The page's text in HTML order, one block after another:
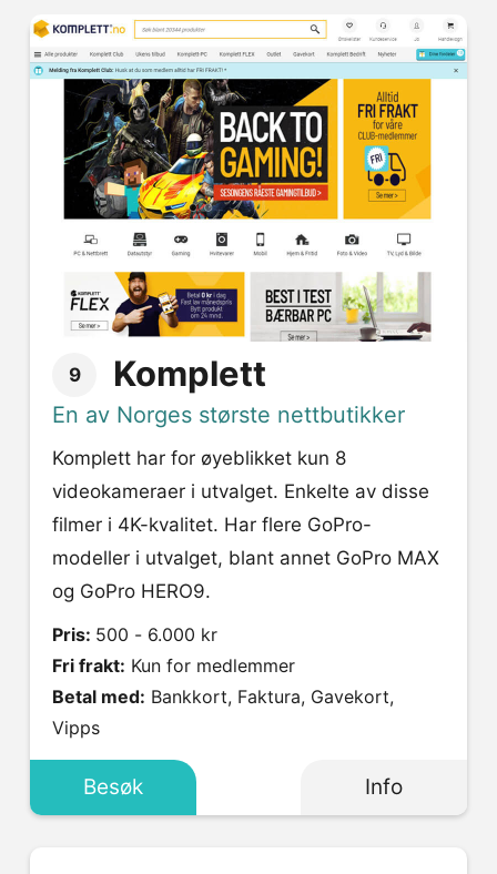
9 Komplett
En av Norges største nettbutikker
Komplett har for øyeblikket kun 8
videokameraer i utvalget. Enkelte av disse
filmer i 4K-kvalitet. Har flere GoPro-
modeller i utvalget, blant annet GoPro MAX
og GoPro HERO9.
Pris: 500 - 6.000 kr
Fri frakt: Kun for medlemmer
Betal med:
Vipps
Besøk Info